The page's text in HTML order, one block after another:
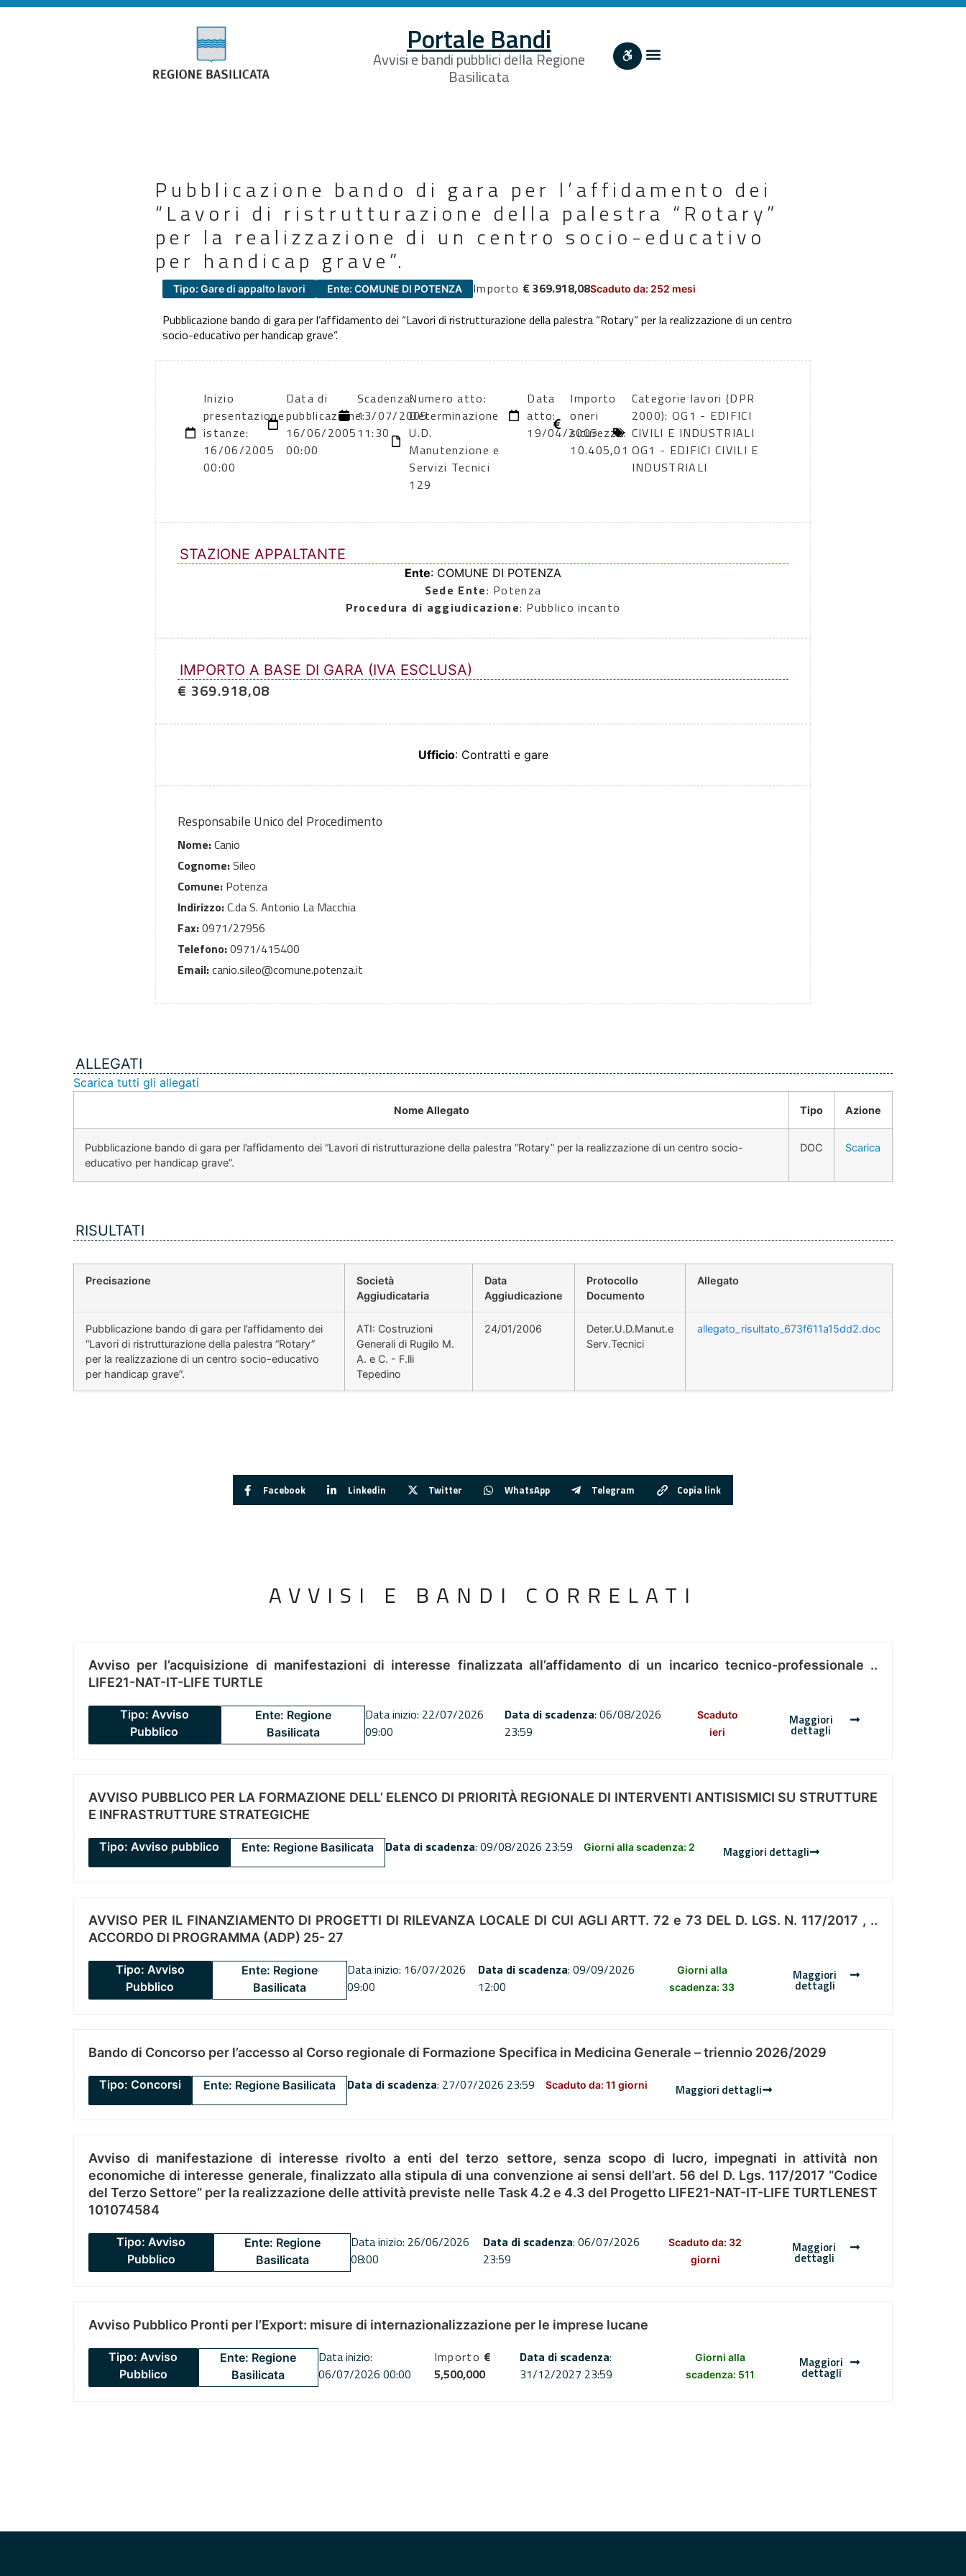
Portale Bandi
Avvisi e bandi pubblici della Regione
Basilicata
Pubblicazione bando di gara per l’affidamento dei
“Lavori di ristrutturazione della palestra “Rotary”
per la realizzazione di un centro socio-educativo
per handicap grave”.
Tipo: Gare di appalto lavori Ente: COMUNE DI POTENZA Importo € 369.918,08Scaduto da: 252 mesi
Pubblicazione bando di gara per l’affidamento dei “Lavori di ristrutturazione della palestra “Rotary” per la realizzazione di un centro
socio-educativo per handicap grave”.
Inizio
presentazione
istanze:
16/06/2005
00:00
Data di
pubblicazione:
16/06/2005
00:00
Scadenza:
13/07/2005
11:30
Numero atto:
Determinazione
U.D.
Manutenzione e
Servizi Tecnici
129
Data
atto:
19/04/2005
Importo
oneri
sicurezza:
10.405,01
Categorie lavori (DPR
2000): OG1 - EDIFICI
CIVILI E INDUSTRIALI
OG1 - EDIFICI CIVILI E
INDUSTRIALI
STAZIONE APPALTANTE
Ente: COMUNE DI POTENZA
Sede Ente: Potenza
Procedura di aggiudicazione: Pubblico incanto
IMPORTO A BASE DI GARA (IVA ESCLUSA)
€ 369.918,08
Ufficio: Contratti e gare
Responsabile Unico del Procedimento
Nome:Canio
Cognome:Sileo
Comune: Potenza
Indirizzo:C.da S. Antonio La Macchia
Fax:0971/27956
Telefono:0971/415400
Email:canio.sileo@comune.potenza.it
ALLEGATI
Scarica tutti gli allegati
Nome Allegato Tipo Azione
Pubblicazione bando di gara per l’affidamento dei “Lavori di ristrutturazione della palestra “Rotary” per la realizzazione di un centro socio-
educativo per handicap grave”.
DOC Scarica
RISULTATI
Precisazione
Società
Aggiudicataria
Data
Aggiudicazione
Protocollo
Documento
Allegato
Pubblicazione bando di gara per l’affidamento dei
“Lavori di ristrutturazione della palestra “Rotary”
per la realizzazione di un centro socio-educativo
per handicap grave”.
ATI: Costruzioni
Generali di Rugilo M.
A. e C. - F.lli
Tepedino
24/01/2006
Deter.U.D.Manut.e
Serv.Tecnici
allegato_risultato_673f611a15dd2.doc
Facebook Linkedin Twitter WhatsApp Telegram Copia link
AVVISI E BANDI CORRELATI
Avviso per l’acquisizione di manifestazioni di interesse finalizzata all’affidamento di un incarico tecnico-professionale ..
LIFE21-NAT-IT-LIFE TURTLE
Tipo: Avviso
Pubblico
Ente: Regione
Basilicata
Data inizio: 22/07/2026
09:00
Data di scadenza: 06/08/2026
23:59
Scaduto
ieri
Maggiori
dettagli
AVVISO PUBBLICO PER LA FORMAZIONE DELL’ ELENCO DI PRIORITÀ REGIONALE DI INTERVENTI ANTISISMICI SU STRUTTURE
E INFRASTRUTTURE STRATEGICHE
Tipo: Avviso pubblico Ente: Regione Basilicata Data di scadenza: 09/08/2026 23:59 Giorni alla scadenza: 2 Maggiori dettagli
AVVISO PER IL FINANZIAMENTO DI PROGETTI DI RILEVANZA LOCALE DI CUI AGLI ARTT. 72 e 73 DEL D. LGS. N. 117/2017 , ..
ACCORDO DI PROGRAMMA (ADP) 25- 27
Tipo: Avviso
Pubblico
Ente: Regione
Basilicata
Data inizio: 16/07/2026
09:00
Data di scadenza: 09/09/2026
12:00
Giorni alla
scadenza: 33
Maggiori
dettagli
Bando di Concorso per l’accesso al Corso regionale di Formazione Specifica in Medicina Generale – triennio 2026/2029
Tipo: Concorsi Ente: Regione Basilicata Data di scadenza: 27/07/2026 23:59 Scaduto da: 11 giorni Maggiori dettagli
Avviso di manifestazione di interesse rivolto a enti del terzo settore, senza scopo di lucro, impegnati in attività non
economiche di interesse generale, finalizzato alla stipula di una convenzione ai sensi dell’art. 56 del D. Lgs. 117/2017 “Codice
del Terzo Settore” per la realizzazione delle attività previste nelle Task 4.2 e 4.3 del Progetto LIFE21-NAT-IT-LIFE TURTLENEST
101074584
Tipo: Avviso
Pubblico
Ente: Regione
Basilicata
Data inizio: 26/06/2026
08:00
Data di scadenza: 06/07/2026
23:59
Scaduto da: 32
giorni
Maggiori
dettagli
Avviso Pubblico Pronti per l’Export: misure di internazionalizzazione per le imprese lucane
Tipo: Avviso
Pubblico
Ente: Regione
Basilicata
Data inizio:
06/07/2026 00:00
Importo €
5,500,000
Data di scadenza:
31/12/2027 23:59
Giorni alla
scadenza: 511
Maggiori
dettagli